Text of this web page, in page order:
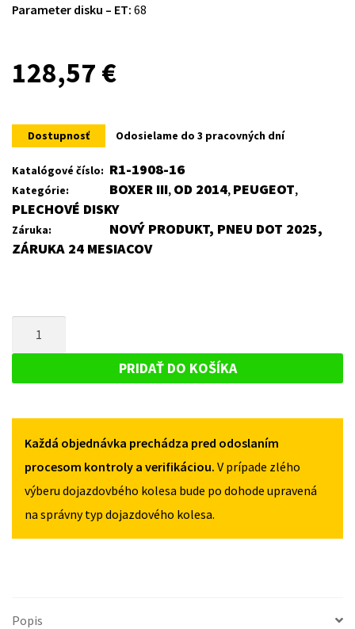
Parameter disku – ET: 68
128,57 €
Dostupnosť Odosielame do 3 pracovných dní
Katalógové číslo: R1-1908-16
Kategórie: BOXER III, OD 2014, PEUGEOT,
PLECHOVÉ DISKY
Záruka:
NOVÝ PRODUKT, PNEU DOT 2025,
ZÁRUKA 24 MESIACOV
PLECHOVÝ
PRE
BOXER
OD
2014
PRIDAŤ DO KOŠÍKA
Každá objednávka prechádza pred odoslaním
procesom kontroly a verifikáciou. V prípade zlého
výberu dojazdovbého kolesa bude po dohode upravená
na správny typ dojazdového kolesa.
Popis